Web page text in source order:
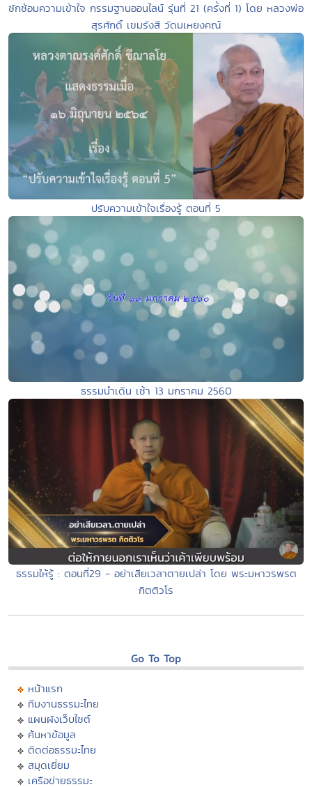
ซักซ้อมความเข้าใจ กรรมฐานออนไลน์ รุ่นที่ 21 (ครั้งที่ 1) โดย หลวงพ่อ
สุรศักดิ์ เขมรังสี วัดมเหยงคณ์
ปรับความเข้าใจเรื่องรู้ ตอนที่ 5
ธรรมนำเดิน เช้า 13 มกราคม 2560
ธรรมให้รู้ : ตอนที่29 - อย่าเสียเวลาตายเปล่า โดย พระมหาวรพรต
กิตติวโร
Go To Top
หน้าแรก
ทีมงานธรรมะไทย
แผนผังเว็บไซต์
ค้นหาข้อมูล
ติดต่อธรรมะไทย
สมุดเยี่ยม
เครือข่ายธรรมะ